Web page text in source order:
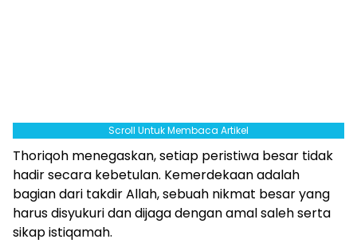
Scroll Untuk Membaca Artikel
Thoriqoh menegaskan, setiap peristiwa besar tidak
hadir secara kebetulan. Kemerdekaan adalah
bagian dari takdir Allah, sebuah nikmat besar yang
harus disyukuri dan dijaga dengan amal saleh serta
sikap istiqamah.